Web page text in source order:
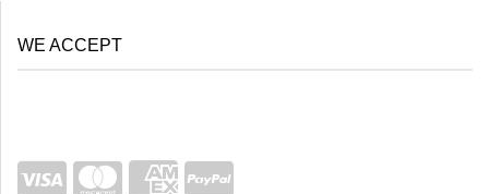
WE ACCEPT